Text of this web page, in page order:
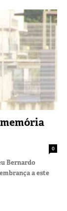
0
Bernardo
a este